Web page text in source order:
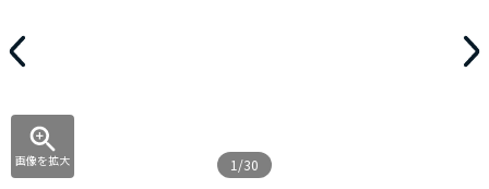
画像を拡大 1/30